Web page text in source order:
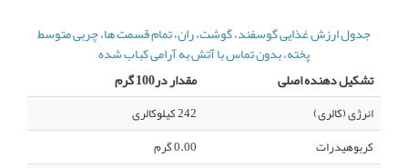
جدول ارزش غذایی گوسفند، گوشت، ران، تمام قسمت ها، چربی متوسط
پخته، بدون تماس با آتش به آرامی کباب شده
تشکیل دهنده اصلی
مقدار در100 گرم
انرژی (کالری)
242 کیلوکالری
کربوهیدرات
0.00 گرم